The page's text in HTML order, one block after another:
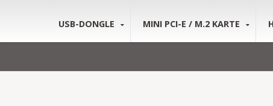
USB-DONGLE MINI PCI-E / M.2 KARTE